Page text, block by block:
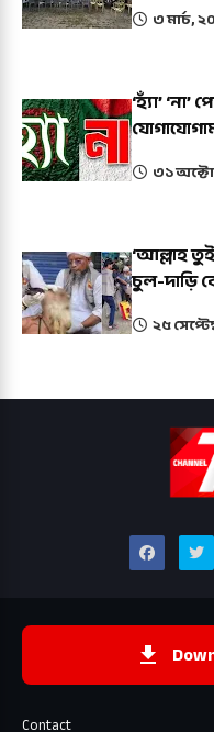
৩ মার্চ,
‘হ্যাঁ’
৩১
‘আল্লাহ
চুল-দাড়ি
২৫
Contact